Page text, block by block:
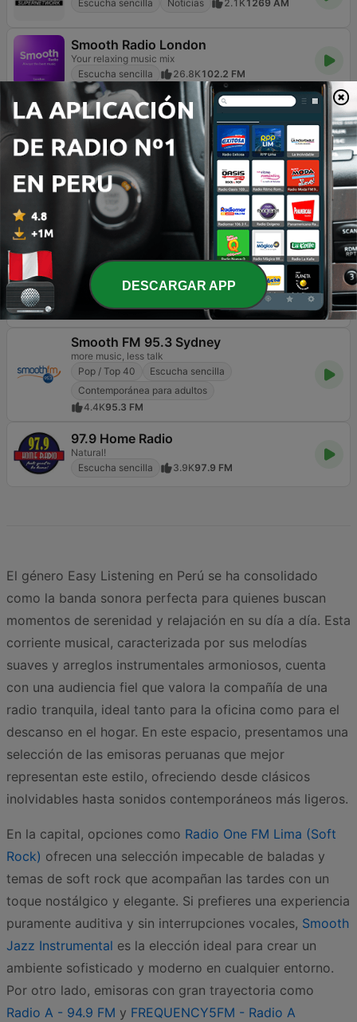
Escucha sencilla Noticias 2.1K 1269 AM
Smooth Radio London
Your relaxing music mix
Escucha sencilla
26.8K102.2 FM
Polskie Radio Program I (PR1) Jedynka
Escucha sencilla Noticias 3.9K 102.4 FM
Magic FM
Always Great Music
Escucha sencilla
Contemporánea para adultos
1.3K90.8 FM
Love and Romantic Songs
Escucha sencilla
Romántica
Online
Smooth FM 95.3 Sydney
more music, less talk
Pop / Top 40
Escucha sencilla
Contemporánea para adultos
4.4K95.3 FM
97.9 Home Radio
Natural!
Escucha sencilla
3.9K97.9 FM
El género Easy Listening en Perú se ha consolidado
como la banda sonora perfecta para quienes buscan
momentos de serenidad y relajación en su día a día. Esta
corriente musical, caracterizada por sus melodías
suaves y arreglos instrumentales armoniosos, cuenta
con una audiencia fiel que valora la compañía de una
radio tranquila, ideal tanto para la oficina como para el
descanso en el hogar. En este espacio, presentamos una
selección de las emisoras peruanas que mejor
representan este estilo, ofreciendo desde clásicos
inolvidables hasta sonidos contemporáneos más ligeros.
En la capital, opciones como Radio One FM Lima (Soft
Rock) ofrecen una selección impecable de baladas y
temas de soft rock que acompañan las tardes con un
toque nostálgico y elegante. Si prefieres una experiencia
puramente auditiva y sin interrupciones vocales, Smooth
Jazz Instrumental es la elección ideal para crear un
ambiente sofisticado y moderno en cualquier entorno.
Por otro lado, emisoras con gran trayectoria como
Radio A - 94.9 FM y FREQUENCY5FM - Radio A
DESCARGAR APP